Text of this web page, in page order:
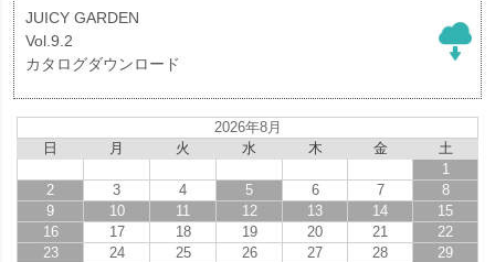
JUICY GARDEN
Vol.9.2
カタログダウンロード
2026年8月
日
月 火 水 木 金
土
1
2
3 4 5 6 7
8
9
10 11 12 13 14
15
16
17 18 19 20 21
22
23
24 25 26 27 28
29